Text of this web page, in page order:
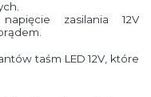
zasilania 12V
taśm LED 12V, które